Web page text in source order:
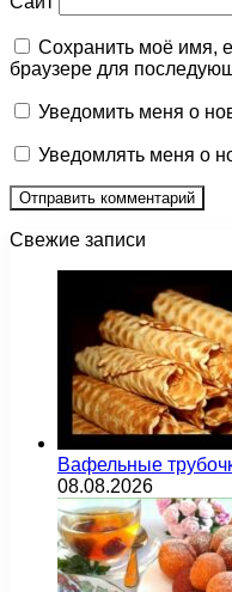
Сохранить моё имя,
браузере для
Уведомить меня о
Уведомлять меня о
Свежие записи
Вафельные
08.08.2026